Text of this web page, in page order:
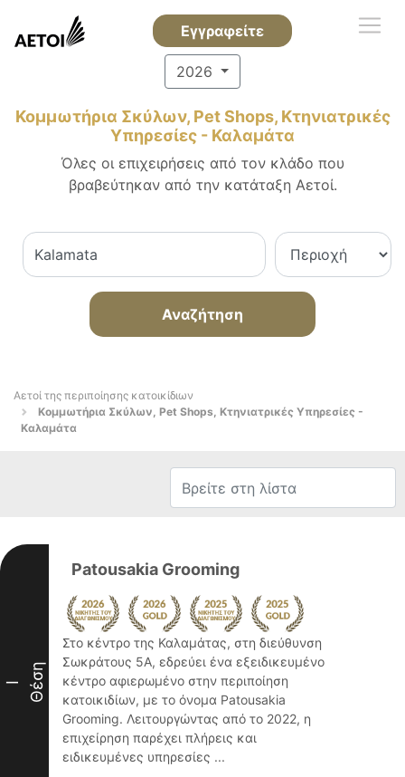
Εγγραφείτε
2026
Κομμωτήρια Σκύλων, Pet Shops, Κτηνιατρικές
Υπηρεσίες - Καλαμάτα
Όλες οι επιχειρήσεις από τον κλάδο που
βραβεύτηκαν από την κατάταξη Αετοί.
Αναζήτηση
Αετοί της περιποίησης κατοικίδιων
Κομμωτήρια Σκύλων, Pet Shops, Κτηνιατρικές Υπηρεσίες -
Καλαμάτα
I Θέση
Patousakia Grooming
Στο κέντρο της Καλαμάτας, στη διεύθυνση
Σωκράτους 5Α, εδρεύει ένα εξειδικευμένο
κέντρο αφιερωμένο στην περιποίηση
κατοικιδίων, με το όνομα Patousakia
Grooming. Λειτουργώντας από το 2022, η
επιχείρηση παρέχει πλήρεις και
ειδικευμένες υπηρεσίες ...